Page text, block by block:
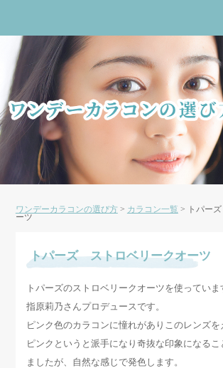
ワンデーカラコンの選び方> カラコン一覧 > トパー
ーツ
トパーズ ストロベリークオーツ
トパーズのストロベリークオーツを使っていま
指原莉乃さんプロデュースです。
ピンク色のカラコンに憧れがありこのレンズを
ピンクというと派手になり奇抜な印象になる
ましたが、自然な感じで発色します。